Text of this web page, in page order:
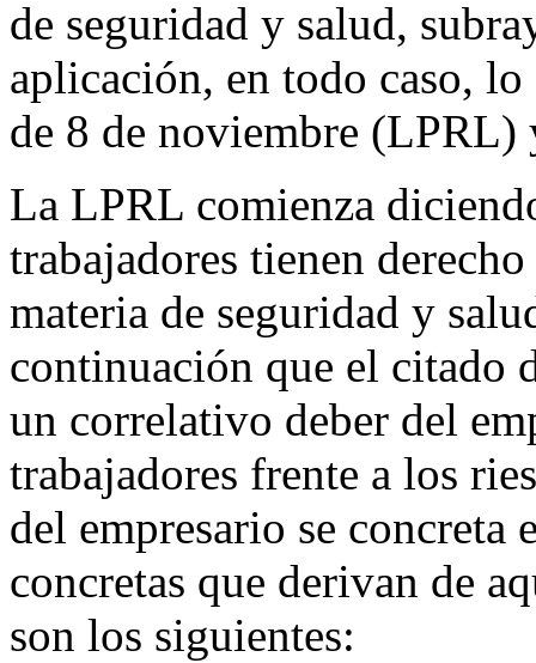
de seguridad y salud,
aplicación, en todo caso,
de 8 de noviembre (LPRL)
La LPRL comienza
trabajadores tienen
materia de seguridad y
continuación que el citado
un correlativo deber del
trabajadores frente a los
del empresario se concreta
concretas que derivan de
son los siguientes: